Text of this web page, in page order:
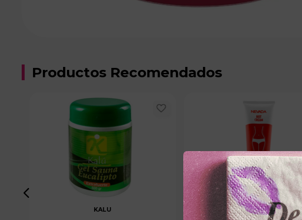
Productos Recomendados
KALU NEVADA